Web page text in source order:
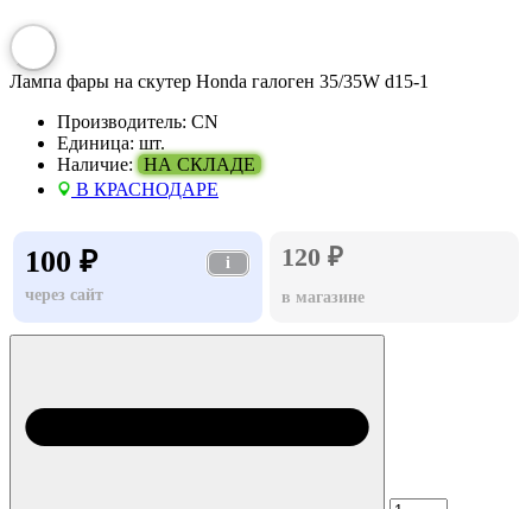
Лампа фары на скутер Honda галоген 35/35W d15-1
Производитель: CN
Единица: шт.
Наличие: НА СКЛАДЕ
В КРАСНОДАРЕ
100 ₽
i
через сайт
120 ₽
в магазине